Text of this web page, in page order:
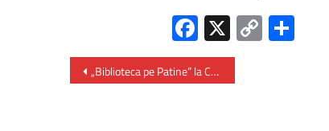
Fa
ce
b
X C
o
P
„Biblioteca pe Patine” la CARO IceLand – primul patinoar cu identitate culturală din Capitală